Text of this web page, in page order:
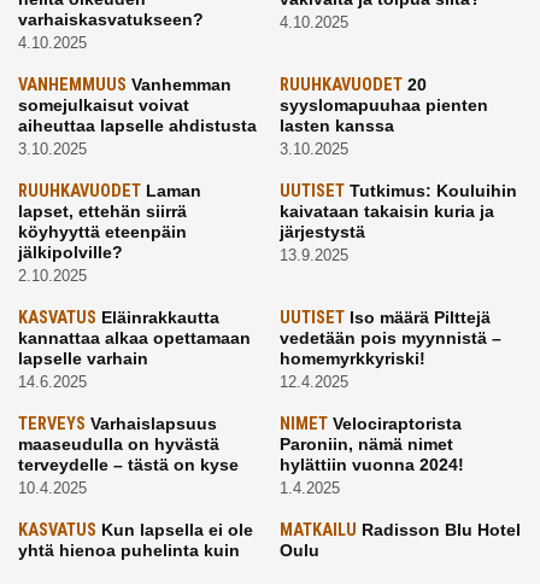
varhaiskasvatukseen?
4.10.2025
4.10.2025
VANHEMMUUS Vanhemman
somejulkaisut voivat
aiheuttaa lapselle ahdistusta
3.10.2025
RUUHKAVUODET20
syyslomapuuhaa pienten
lasten kanssa
3.10.2025
RUUHKAVUODET Laman
lapset, ettehän siirrä
köyhyyttä eteenpäin
jälkipolville?
2.10.2025
UUTISETTutkimus: Kouluihin
kaivataan takaisin kuria ja
järjestystä
13.9.2025
KASVATUS Eläinrakkautta
kannattaa alkaa opettamaan
lapselle varhain
14.6.2025
UUTISETIso määrä Pilttejä
vedetään pois myynnistä –
homemyrkkyriski!
12.4.2025
TERVEYS Varhaislapsuus
maaseudulla on hyvästä
terveydelle – tästä on kyse
10.4.2025
NIMETVelociraptorista
Paroniin, nämä nimet
hylättiin vuonna 2024!
1.4.2025
KASVATUS Kun lapsella ei ole
yhtä hienoa puhelinta kuin
MATKAILU Radisson Blu Hotel
Oulu